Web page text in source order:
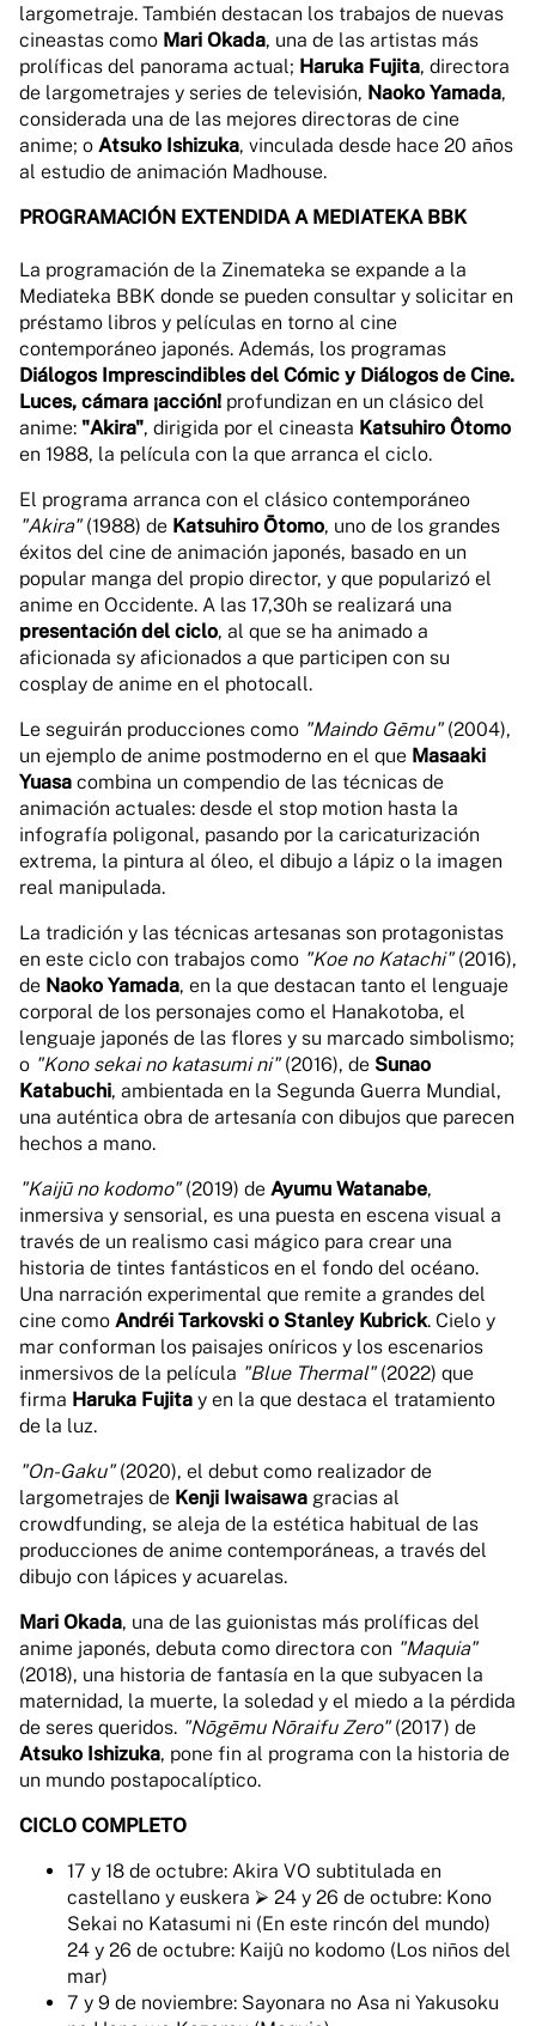
largometraje. También destacan los trabajos de nuevas
cineastas como Mari Okada, una de las artistas más
prolíficas del panorama actual; Haruka Fujita, directora
de largometrajes y series de televisión, Naoko Yamada,
considerada una de las mejores directoras de cine
anime; o Atsuko Ishizuka, vinculada desde hace 20 años
al estudio de animación Madhouse.
PROGRAMACIÓN EXTENDIDA A MEDIATEKA BBK
La programación de la Zinemateka se expande a la
Mediateka BBK donde se pueden consultar y solicitar en
préstamo libros y películas en torno al cine
contemporáneo japonés. Además, los programas
Diálogos Imprescindibles del Cómic y Diálogos de Cine.
Luces, cámara ¡acción! profundizan en un clásico del
anime: "Akira", dirigida por el cineasta Katsuhiro Ôtomo
en 1988, la película con la que arranca el ciclo.
El programa arranca con el clásico contemporáneo
"Akira"(1988) de Katsuhiro Ōtomo, uno de los grandes
éxitos del cine de animación japonés, basado en un
popular manga del propio director, y que popularizó el
anime en Occidente. A las 17,30h se realizará una
presentación del ciclo, al que se ha animado a
aficionada sy aficionados a que participen con su
cosplay de anime en el photocall.
Le seguirán producciones como "Maindo Gēmu"(2004),
un ejemplo de anime postmoderno en el que Masaaki
Yuasa combina un compendio de las técnicas de
animación actuales: desde el stop motion hasta la
infografía poligonal, pasando por la caricaturización
extrema, la pintura al óleo, el dibujo a lápiz o la imagen
real manipulada.
La tradición y las técnicas artesanas son protagonistas
en este ciclo con trabajos como "Koe no Katachi"(2016),
de Naoko Yamada, en la que destacan tanto el lenguaje
corporal de los personajes como el Hanakotoba, el
lenguaje japonés de las flores y su marcado simbolismo;
o "Kono sekai no katasumi ni"(2016), de Sunao
Katabuchi, ambientada en la Segunda Guerra Mundial,
una auténtica obra de artesanía con dibujos que parecen
hechos a mano.
"Kaijū no kodomo"(2019) de Ayumu Watanabe,
inmersiva y sensorial, es una puesta en escena visual a
través de un realismo casi mágico para crear una
historia de tintes fantásticos en el fondo del océano.
Una narración experimental que remite a grandes del
cine como Andréi Tarkovski o Stanley Kubrick. Cielo y
mar conforman los paisajes oníricos y los escenarios
inmersivos de la película "Blue Thermal"(2022) que
firma Haruka Fujita y en la que destaca el tratamiento
de la luz.
"On-Gaku"(2020), el debut como realizador de
largometrajes de Kenji Iwaisawa gracias al
crowdfunding, se aleja de la estética habitual de las
producciones de anime contemporáneas, a través del
dibujo con lápices y acuarelas.
Mari Okada, una de las guionistas más prolíficas del
anime japonés, debuta como directora con "Maquia"
(2018), una historia de fantasía en la que subyacen la
maternidad, la muerte, la soledad y el miedo a la pérdida
de seres queridos. "Nōgēmu Nōraifu Zero"(2017) de
Atsuko Ishizuka, pone fin al programa con la historia de
un mundo postapocalíptico.
CICLO COMPLETO
17 y 18 de octubre: Akira VO subtitulada en
castellano y euskera ⮚ 24 y 26 de octubre: Kono
Sekai no Katasumi ni (En este rincón del mundo)
24 y 26 de octubre: Kaijû no kodomo (Los niños del
mar)
7 y 9 de noviembre: Sayonara no Asa ni Yakusoku